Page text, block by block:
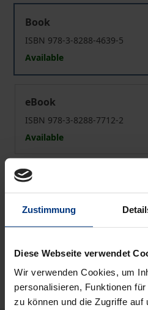
Zustimmung
Diese Webseite verwendet
Wir verwenden Cookies, um
personalisieren, Funktionen
zu können und die Zugriffe auf
Book
ISBN 978-3-8288-4639-5
Available
eBook
ISBN 978-3-8288-7712-2
Available
Prices include VAT. Depending
may vary at checkout.
Add
Add to Wish List